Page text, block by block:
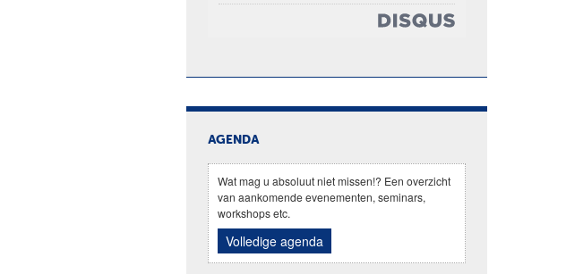
AGENDA
Wat mag u absoluut niet missen!? Een overzicht
van aankomende evenementen, seminars,
workshops etc.
Volledige agenda